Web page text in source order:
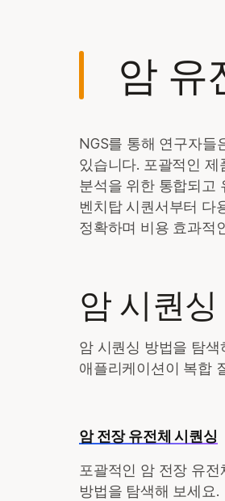
암 유
NGS를 통해 연구자들
있습니다. 포괄적인
분석을 위한 통합되고
벤치탑 시퀀서부터 다
정확하며 비용 효과적
암 시퀀싱
암 시퀀싱 방법을 탐
애플리케이션이 복합
암 전장 유전체 시퀀싱
포괄적인 암 전장 유
방법을 탐색해 보세요.